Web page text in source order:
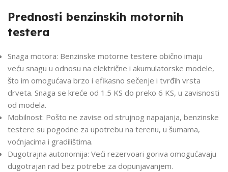
Prednosti benzinskih motornih
testera
Snaga motora: Benzinske motorne testere obično imaju
veću snagu u odnosu na električne i akumulatorske modele,
što im omogućava brzo i efikasno sečenje i tvrđih vrsta
drveta. Snaga se kreće od 1.5 KS do preko 6 KS, u zavisnosti
od modela.
Mobilnost: Pošto ne zavise od strujnog napajanja, benzinske
testere su pogodne za upotrebu na terenu, u šumama,
voćnjacima i gradilištima.
Dugotrajna autonomija: Veći rezervoari goriva omogućavaju
dugotrajan rad bez potrebe za dopunjavanjem.